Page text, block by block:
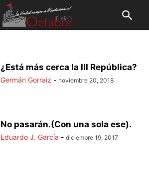
¿Está más cerca la III República?
Germán Gorraiz - noviembre 20, 2018
No pasarán.(Con una sola ese).
Eduardo J. García - diciembre 19, 2017